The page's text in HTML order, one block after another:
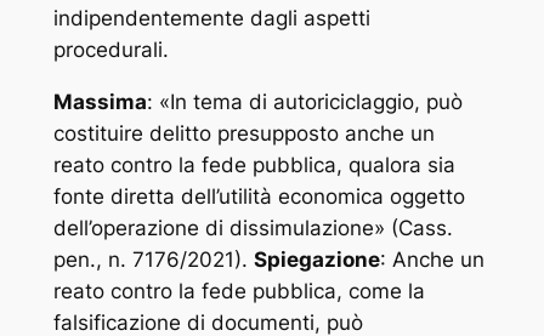
indipendentemente dagli aspetti
procedurali.
Massima: «In tema di autoriciclaggio, può
costituire delitto presupposto anche un
reato contro la fede pubblica, qualora sia
fonte diretta dell’utilità economica oggetto
dell’operazione di dissimulazione» (Cass.
pen., n. 7176/2021). Spiegazione: Anche un
reato contro la fede pubblica, come la
falsificazione di documenti, può